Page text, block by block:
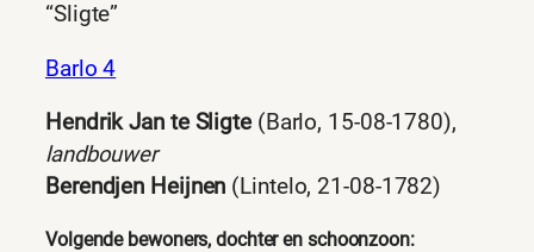
“Sligte”
Barlo 4
Hendrik Jan te Sligte(Barlo, 15-08-1780),
landbouwer
Berendjen Heijnen (Lintelo, 21-08-1782)
Volgende bewoners, dochter en schoonzoon: